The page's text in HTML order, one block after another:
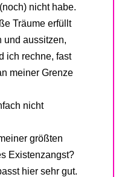
nicht habe.
Träume erfüllt
und aussitzen,
ich rechne, fast
meiner Grenze
nicht
größten
Existenzangst?
hier sehr gut.